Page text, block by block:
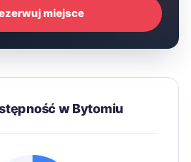
miejsce
w Bytomiu